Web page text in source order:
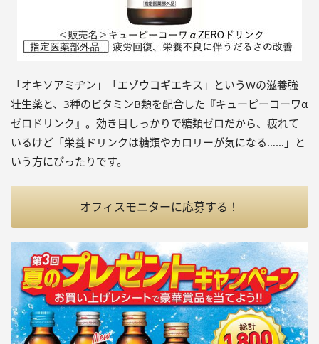
「オキソアミヂン」「エゾウコギエキス」というWの滋養強
壮生薬と、3種のビタミンB類を配合した『キューピーコーワα
ゼロドリンク』。効き目しっかりで糖類ゼロだから、疲れて
いるけど「栄養ドリンクは糖類やカロリーが気になる……」と
いう方にぴったりです。
オフィスモニターに応募する！